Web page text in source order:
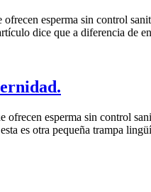
esperma sin control
dice que a diferencia de
esperma sin control
es otra pequeña trampa